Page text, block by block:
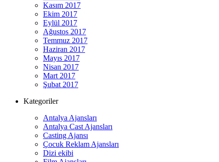
Kasım 2017
Ekim 2017
Eylül 2017
Ağustos 2017
Temmuz 2017
Haziran 2017
Mayıs 2017
Nisan 2017
Mart 2017
Şubat 2017
Kategoriler
Antalya Ajansları
Antalya Cast Ajansları
Casting Ajansı
Çocuk Reklam Ajansları
Dizi ekibi